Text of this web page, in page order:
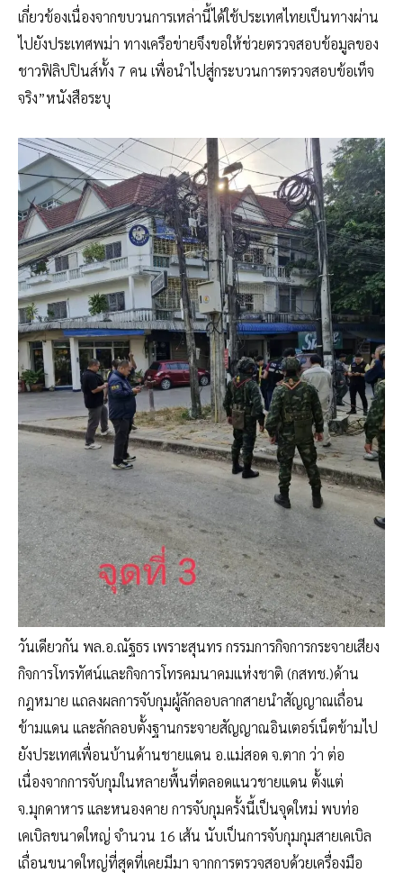
เกี่ยวข้องเนื่องจากขบวนการเหล่านี้ได้ใช้ประเทศไทยเป็นทางผ่าน
ไปยังประเทศพม่า ทางเครือข่ายจึงขอให้ช่วยตรวจสอบข้อมูลของ
ชาวฟิลิปปินส์ทั้ง 7 คน เพื่อนำไปสู่กระบวนการตรวจสอบข้อเท็จ
จริง”หนังสือระบุ
วันเดียวกัน พล.อ.ณัฐธร เพราะสุนทร กรรมการกิจการกระจายเสียง
กิจการโทรทัศน์และกิจการโทรคมนาคมแห่งชาติ (กสทช.)ด้าน
กฎหมาย แถลงผลการจับกุมผู้ลักลอบลากสายนำสัญญาณเถื่อน
ข้ามแดน และลักลอบตั้งฐานกระจายสัญญาณอินเตอร์เน็ตข้ามไป
ยังประเทศเพื่อนบ้านด้านชายแดน อ.แม่สอด จ.ตาก ว่า ต่อ
เนื่องจากการจับกุมในหลายพื้นที่ตลอดแนวชายแดน ตั้งแต่
จ.มุกดาหาร และหนองคาย การจับกุมครั้งนี้เป็นจุดใหม่ พบท่อ
เคเบิลขนาดใหญ่ จำนวน 16 เส้น นับเป็นการจับกุมกุมสายเคเบิล
เถื่อนขนาดใหญ่ที่สุดที่เคยมีมา จากการตรวจสอบด้วยเครื่องมือ